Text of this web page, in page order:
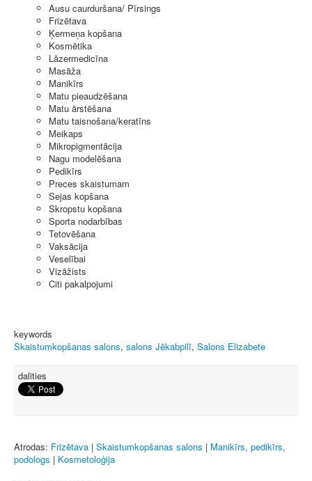
Ausu caurduršana/ Pīrsings
Frizētava
Ķermeņa kopšana
Kosmētika
Lāzermedicīna
Masāža
Manikīrs
Matu pieaudzēšana
Matu ārstēšana
Matu taisnošana/keratīns
Meikaps
Mikropigmentācija
Nagu modelēšana
Pedikīrs
Preces skaistumam
Sejas kopšana
Skropstu kopšana
Sporta nodarbības
Tetovēšana
Vaksācija
Veselībai
Vizāžists
Citi pakalpojumi
keywords
Skaistumkopšanas salons, salons Jēkabpilī, Salons Elizabete
dalities
Atrodas: Frizētava | Skaistumkopšanas salons | Manikīrs, pedikīrs,
podologs | Kosmetoloģija